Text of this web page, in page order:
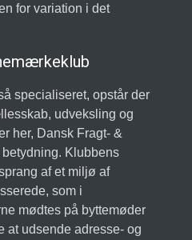
for variation i det
specialiseret, opstår der
udveksling og
her, Dansk Fragt- &
Klubbens
af et miljø af
som i
mødtes på byttemøder
at udsende adresse- og